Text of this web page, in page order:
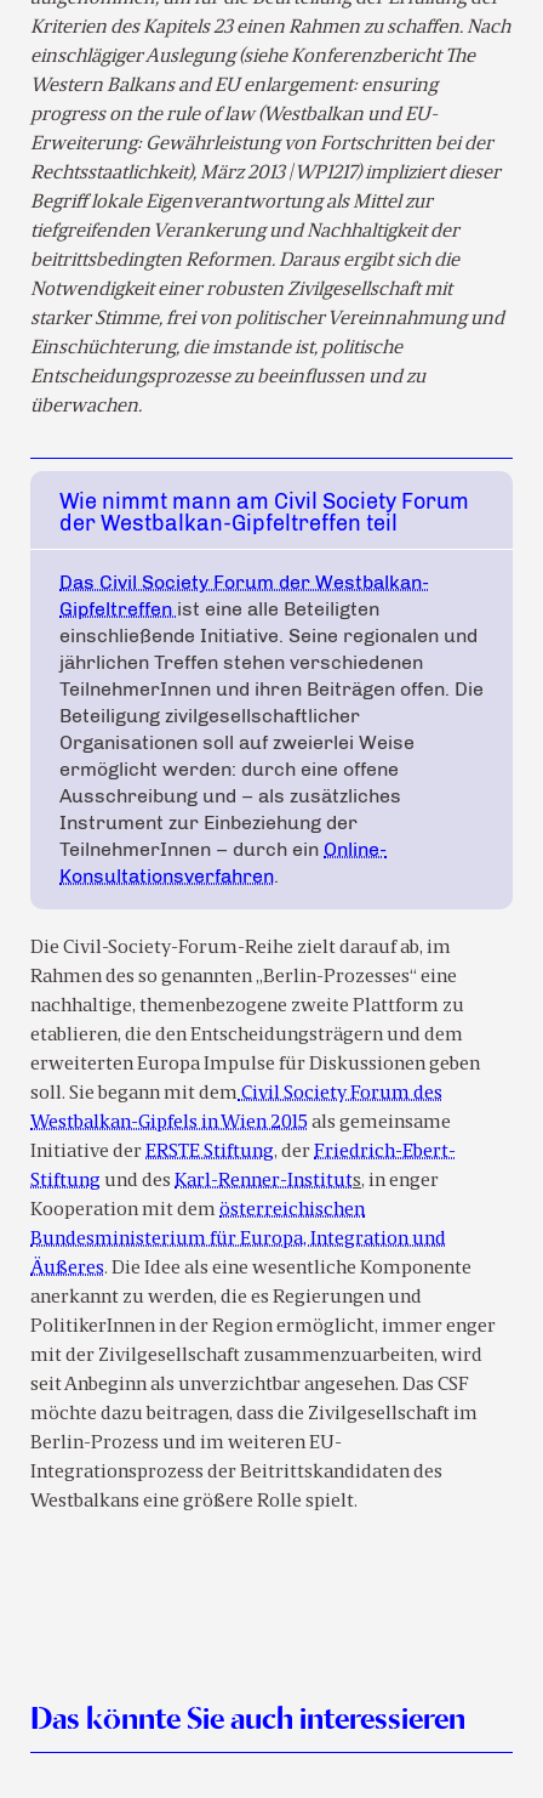
Kriterien des Kapitels 23 einen Rahmen zu schaffen. Nach
einschlägiger Auslegung (siehe Konferenzbericht The
Western Balkans and EU enlargement: ensuring
progress on the rule of law (Westbalkan und EU-
Erweiterung: Gewährleistung von Fortschritten bei der
Rechtsstaatlichkeit), März 2013 | WP1217) impliziert dieser
Begriff lokale Eigenverantwortung als Mittel zur
tiefgreifenden Verankerung und Nachhaltigkeit der
beitrittsbedingten Reformen. Daraus ergibt sich die
Notwendigkeit einer robusten Zivilgesellschaft mit
starker Stimme, frei von politischer Vereinnahmung und
Einschüchterung, die imstande ist, politische
Entscheidungsprozesse zu beeinflussen und zu
überwachen.
Wie nimmt mann am Civil Society Forum
der Westbalkan-Gipfeltreffen teil
Das Civil Society Forum der Westbalkan-
Gipfeltreffen ist eine alle Beteiligten
einschließende Initiative. Seine regionalen und
jährlichen Treffen stehen verschiedenen
TeilnehmerInnen und ihren Beiträgen offen. Die
Beteiligung zivilgesellschaftlicher
Organisationen soll auf zweierlei Weise
ermöglicht werden: durch eine offene
Ausschreibung und – als zusätzliches
Instrument zur Einbeziehung der
TeilnehmerInnen – durch ein Online-
Konsultationsverfahren.
Die Civil-Society-Forum-Reihe zielt darauf ab, im
Rahmen des so genannten „Berlin-Prozesses“ eine
nachhaltige, themenbezogene zweite Plattform zu
etablieren, die den Entscheidungsträgern und dem
erweiterten Europa Impulse für Diskussionen geben
soll. Sie begann mit demCivil Society Forum des
Westbalkan-Gipfels in Wien 2015als gemeinsame
Initiative derERSTE Stiftung, derFriedrich-Ebert-
Stiftung und des Karl-Renner-Instituts, in enger
Kooperation mit demösterreichischen
Bundesministerium für Europa, Integration und
Äußeres. Die Idee als eine wesentliche Komponente
anerkannt zu werden, die es Regierungen und
PolitikerInnen in der Region ermöglicht, immer enger
mit der Zivilgesellschaft zusammenzuarbeiten, wird
seit Anbeginn als unverzichtbar angesehen. Das CSF
möchte dazu beitragen, dass die Zivilgesellschaft im
Berlin-Prozess und im weiteren EU-
Integrationsprozess der Beitrittskandidaten des
Westbalkans eine größere Rolle spielt.
Das könnte Sie auch interessieren